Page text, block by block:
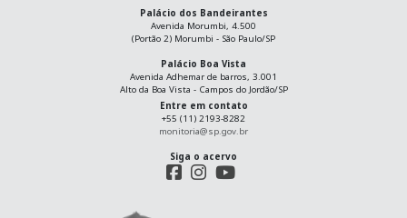
Palácio dos Bandeirantes
Avenida Morumbi, 4.500
(Portão 2) Morumbi - São Paulo/SP
Palácio Boa Vista
Avenida Adhemar de barros, 3.001
Alto da Boa Vista - Campos do Jordão/SP
Entre em contato
+55 (11) 2193-8282
monitoria@sp.gov.br
Siga o acervo